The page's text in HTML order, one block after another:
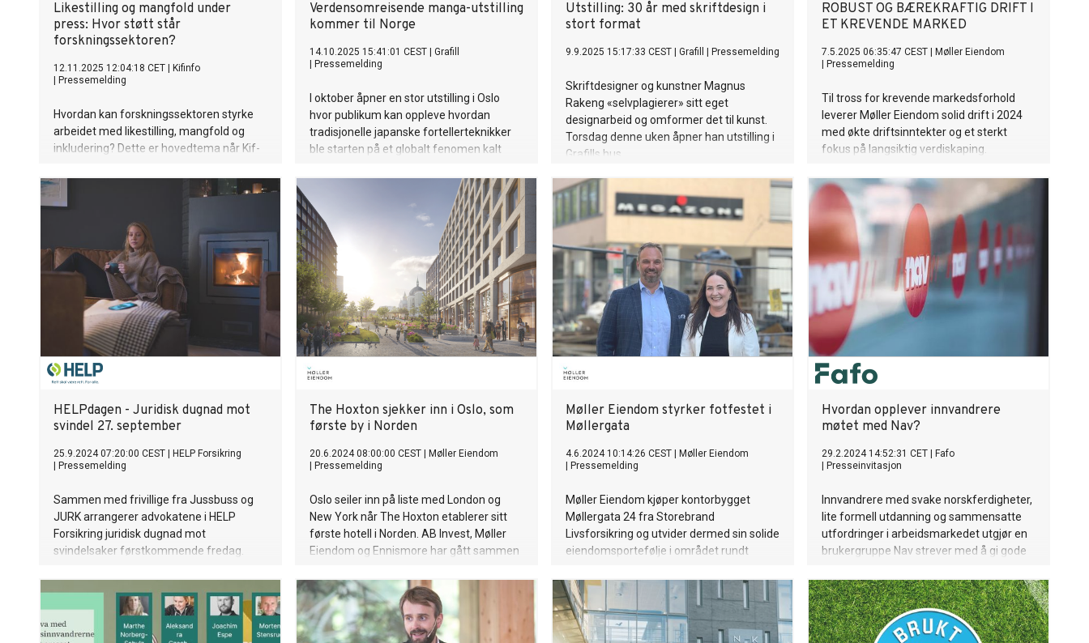
Likestilling og mangfold under
press: Hvor støtt står
forskningssektoren?
12.11.2025 12:04:18 CET
Kifinfo
Pressemelding
Hvordan kan forskningssektoren styrke
arbeidet med likestilling, mangfold og
inkludering? Dette er hovedtema når Kif-
feltet til konferanse.
Verdensomreisende manga-utstilling
kommer til Norge
14.10.2025 15:41:01 CEST
Grafill
Pressemelding
I oktober åpner en stor utstilling i Oslo
hvor publikum kan oppleve hvordan
tradisjonelle japanske fortellerteknikker
ble starten på et globalt fenomen kalt
japanske mangakunstnere stilles ut, blant
annet arbeider av den legendariske
Katsushika Hokusai, kjent for det ikoniske
motivet Den store bølgen.
Utstilling: 30 år med skriftdesign i
stort format
9.9.2025 15:17:33 CEST Grafill Pressemelding
Skriftdesigner og kunstner Magnus
Rakeng «selvplagierer» sitt eget
designarbeid og omformer det til kunst.
Torsdag denne uken åpner han utstilling i
Grafills hus.
ROBUST OG BÆREKRAFTIG DRIFT I
ET KREVENDE MARKED
7.5.2025 06:35:47 CEST
Møller Eiendom
Pressemelding
Til tross for krevende markedsforhold
leverer Møller Eiendom solid drift i 2024
med økte driftsinntekter og et sterkt
fokus på langsiktig verdiskaping.
15 milliarder kroner i markedsverdi, og
konsernet økte sine driftsinntekter til 700
millioner kroner, en vekst på 13 % fra året
før.
HELPdagen - Juridisk dugnad mot
svindel 27. september
25.9.2024 07:20:00 CEST
HELP Forsikring
Pressemelding
Sammen med frivillige fra Jussbuss og
JURK arrangerer advokatene i HELP
Forsikring juridisk dugnad mot
svindelsaker førstkommende fredag.
The Hoxton sjekker inn i Oslo, som
første by i Norden
20.6.2024 08:00:00 CEST
Møller Eiendom
Pressemelding
Oslo seiler inn på liste med London og
New York når The Hoxton etablerer sitt
første hotell i Norden. AB Invest, Møller
Eiendom og Ennismore har gått sammen
mellom Youngstorget og det nye
regjeringskvartalet. The Hoxton Oslo, med
144 rom, bar og restauranter, åpner i
2027.
Møller Eiendom styrker fotfestet i
Møllergata
4.6.2024 10:14:26 CEST
Møller Eiendom
Pressemelding
Møller Eiendom kjøper kontorbygget
Møllergata 24 fra Storebrand
Livsforsikring og utvider dermed sin solide
eiendomsportefølje i området rundt
Hvordan opplever innvandrere
møtet med Nav?
29.2.2024 14:52:31 CET
Fafo
Presseinvitasjon
Innvandrere med svake norskferdigheter,
lite formell utdanning og sammensatte
utfordringer i arbeidsmarkedet utgjør en
brukergruppe Nav strever med å gi gode
mars vil Fafo-forskerne presentere
forskningsfunn og diskutere med Nav-
representanter.